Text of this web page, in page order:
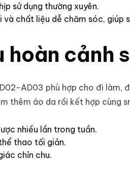
sử dụng thường xuyên.
chất liệu dễ chăm sóc, giúp
cảnh
AD03 phù hợp cho đi làm,
thêm áo da rồi kết hợp cùng
nhiều lần trong tuần.
thao tối giản.
chỉn chu.